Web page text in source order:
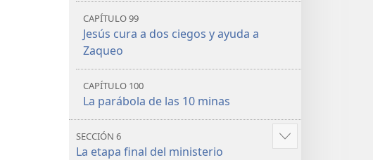
CAPÍTULO 99
Jesús cura a dos ciegos y ayuda a
Zaqueo
CAPÍTULO 100
La parábola de las 10 minas
SECCIÓN 6
La etapa final del ministerio
Mostrar